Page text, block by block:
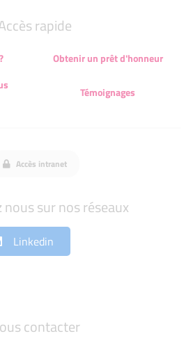
contacter
rapide
Obtenir un prêt d'honneur
Témoignages
Accès intranet
sur nos réseaux
Linkedin